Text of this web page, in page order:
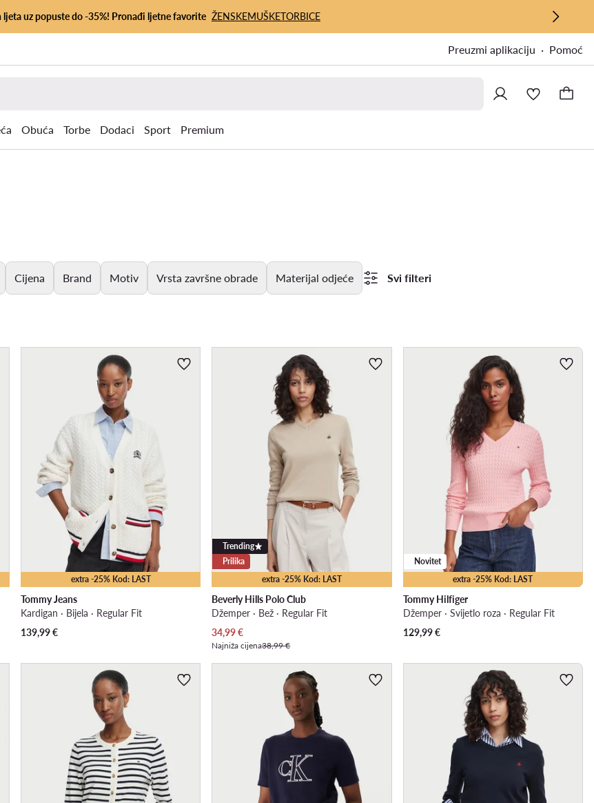
ljeta uz popuste do -35%! Pronađi ljetne favorite ŽENSKEMUŠKETORBICE
Preuzmi aplikaciju Pomoć
Obuća Torbe Dodaci Sport Premium
Cijena Brand Motiv Vrsta završne obrade Materijal odjeće Svi filteri
extra -25% Kod: LAST
Tommy Jeans
Kardigan · Bijela · Regular Fit
139,99€
extra -25% Kod: LAST
Trending
Prilika
Beverly Hills Polo Club
Džemper · Bež · Regular Fit
Trenutna cijena
34,99€
Najniža cijena38,99 €
extra -25% Kod: LAST
Novitet
Tommy Hilfiger
Džemper · Svijetlo roza · Regular Fit
129,99€